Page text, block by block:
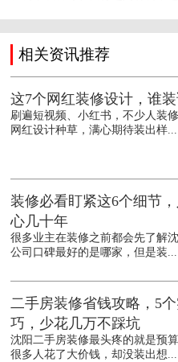
相关资讯推荐
这7个网红装修设计，谁
刷遍短视频、小红书，不少人装
网红设计种草，满心期待装出样...
装修必看盯紧这6个细节
心几十年
很多业主在装修之前都会先了解
公司口碑最好的是哪家，但是装...
二手房装修省钱攻略，5
巧，少花几万不踩坑
沈阳二手房装修最头疼的就是预算
很多人花了大价钱，却没装出想...